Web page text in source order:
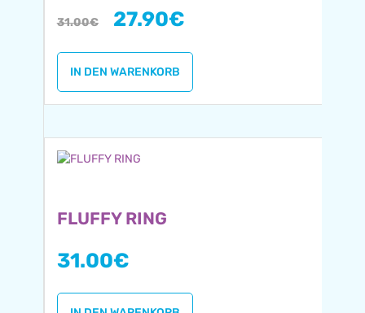
31.00€ 27.90€
IN DEN WARENKORB
FLUFFY RING
31.00€